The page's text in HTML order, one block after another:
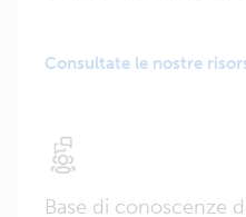
Consultate le nostre
Base di conoscenze